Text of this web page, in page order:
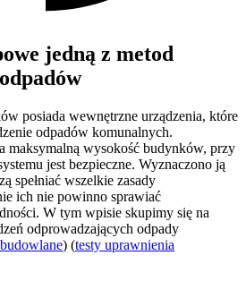
jedną z metod
posiada wewnętrzne urządzenia, które
odpadów komunalnych.
maksymalną wysokość budynków, przy
jest bezpieczne. Wyznaczono ją
spełniać wszelkie zasady
ich nie powinno sprawiać
W tym wpisie skupimy się na
odprowadzających odpady
) (testy uprawnienia